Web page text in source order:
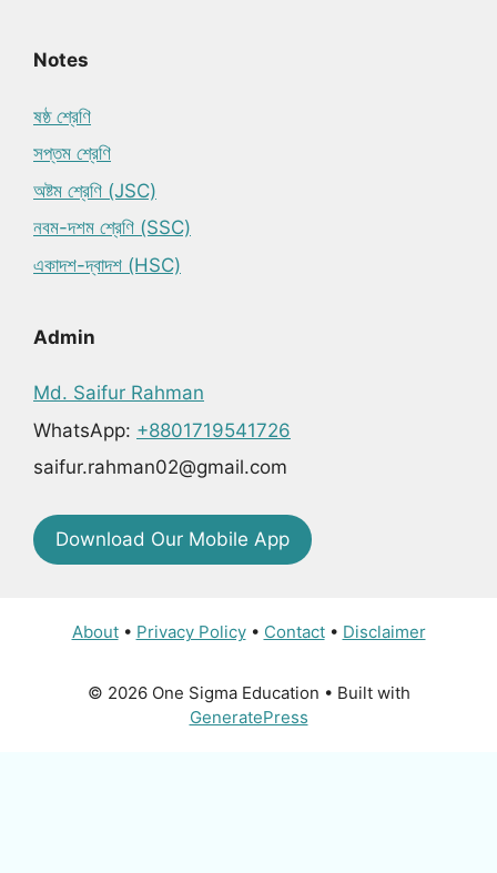
Notes
ষষ্ঠ শ্রেণি
সপ্তম শ্রেণি
অষ্টম শ্রেণি (JSC)
নবম-দশম শ্রেণি (SSC)
একাদশ-দ্বাদশ (HSC)
Admin
Md. Saifur Rahman
WhatsApp: +8801719541726
saifur.rahman02@gmail.com
Download Our Mobile App
About• Privacy Policy• Contact• Disclaimer
© 2026 One Sigma Education • Built with
GeneratePress